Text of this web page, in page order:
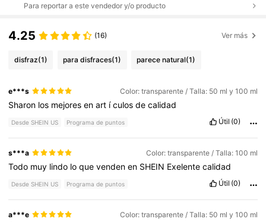
Para reportar a este vendedor y/o producto
4.25 (16) Ver más
disfraz(1) para disfraces(1) parece natural(1)
e***s Color: transparente / Talla: 50 ml y 100 ml
Sharon los mejoresenart ículosdecalidad
Desde SHEIN US Programa de puntos Útil (0)
s***a Color: transparente / Talla: 100 ml
Todo muy lindo loquevendenen SHEIN Exelentecalidad
Desde SHEIN US Programa de puntos Útil (0)
a***e Color: transparente / Talla: 50 ml y 100 ml